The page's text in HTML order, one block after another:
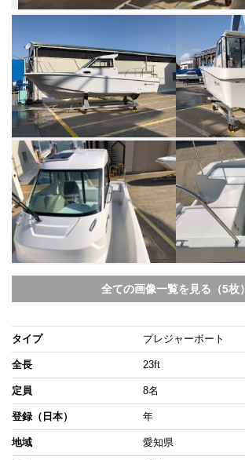
全ての画像一覧を見る（5枚）
タイプ プレジャーボート
全長 23ft
定員 8名
登録（日本） 年
地域 愛知県